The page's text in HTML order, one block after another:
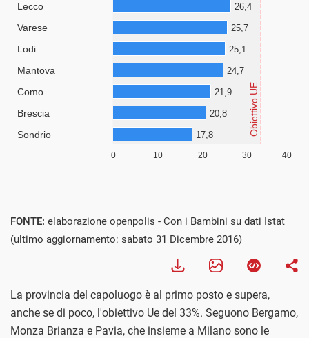
FONTE: elaborazione openpolis - Con i Bambini su dati Istat
(ultimo aggiornamento: sabato 31 Dicembre 2016)
La provincia del capoluogo è al primo posto e supera,
anche se di poco, l'obiettivo Ue del 33%. Seguono Bergamo,
Monza Brianza e Pavia, che insieme a Milano sono le